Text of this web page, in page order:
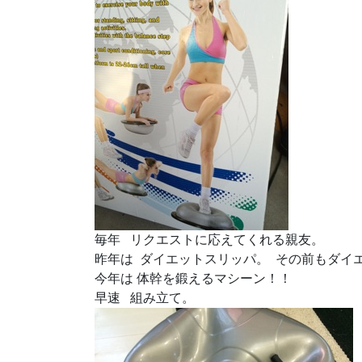
毎年 リクエストに応えてくれる親友。
昨年は ダイエットスリッパ。 その前もダイ
今年は 体幹を鍛えるマシーン！！
早速 組み立て。